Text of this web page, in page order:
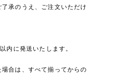
承のうえ、ご注文いただけ
内に発送いたします。
合は、すべて揃ってからの